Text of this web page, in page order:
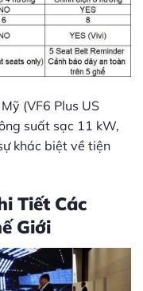
(VF6 Plus US
suất sạc 11 kW,
khác biệt về tiện
Tiết Các
Giới